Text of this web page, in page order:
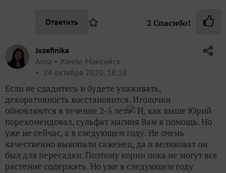
Ответить ✿ 2 Спасибо!
Jozefinika
Алла
Ханты-Мансийск
24 октября 2020, 18:18
Если не сдадитесь и будете ухаживать,
декоративность восстановится. Иголочки
обновляются в течение 2-5 лет
И, как выше Юрий
порекомендовал, сульфат магния Вам в помощь. Но
уже не сейчас, а в следующем году. Не очень
качественно выкопали саженец, да и великоват он
был для пересадки. Поэтому корни пока не могут все
растение содержать. Но уже в следующем году